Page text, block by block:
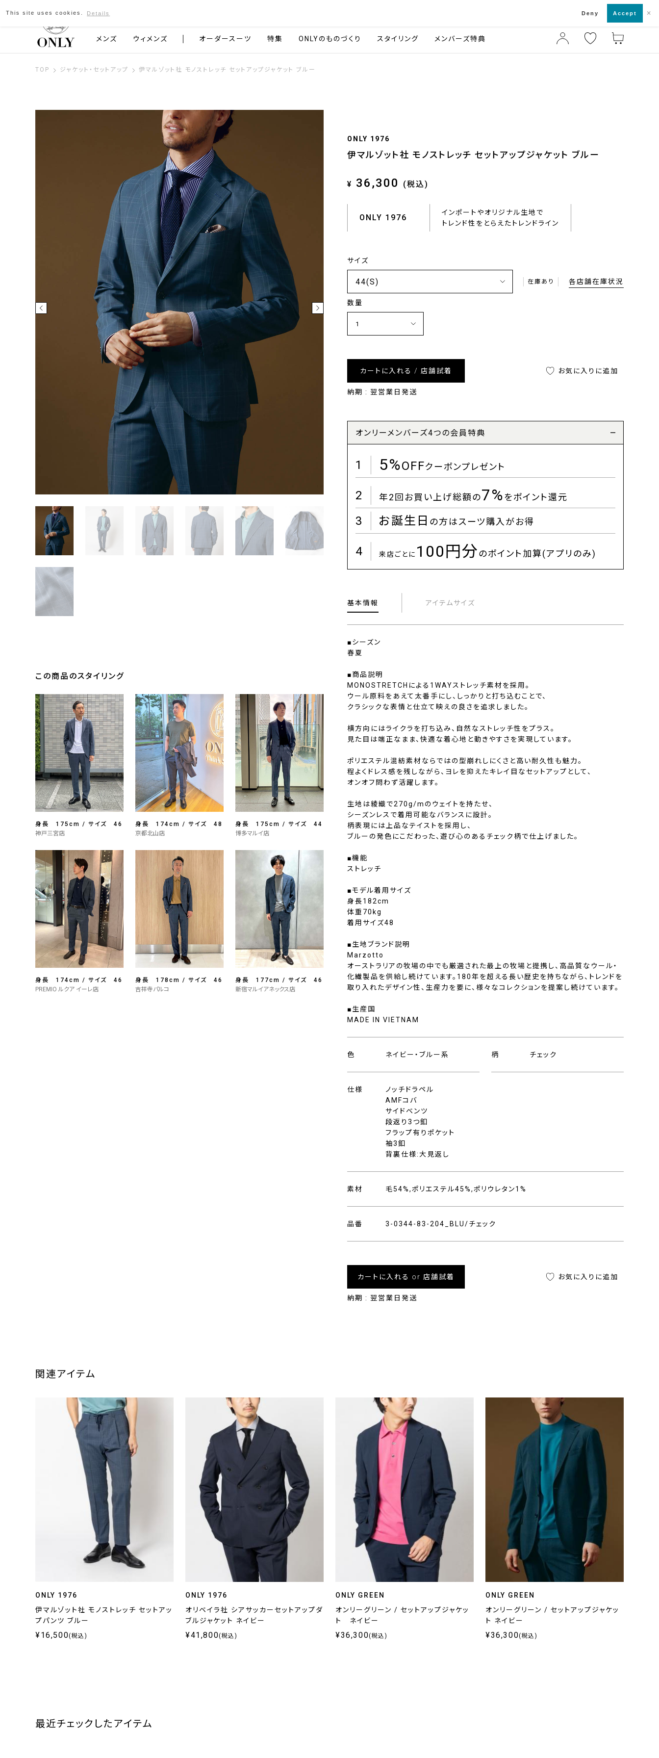
京都発のスーツブランド ONLY
メンズ ウィメンズ オーダースーツ 特集 ONLYのものづくり スタイリング メンバーズ特典
TOP ジャケット・セットアップ 伊マルゾット社 モノストレッチ セットアップジャケット ブルー
ONLY 1976
伊マルゾット社 モノストレッチ セットアップジャケット ブルー
¥ 36,300 (税込)
ONLY 1976
インポートやオリジナル生地で
トレンド性をとらえたトレンドライン
サイズ
在庫あり 各店舗在庫状況
数量
カートに入れる / 店舗試着
納期 : 翌営業日発送
お気に入りに追加
オンリーメンバーズ4つの会員特典
1 5%OFFクーポンプレゼント
2 年2回お買い上げ総額の7%をポイント還元
3 お誕生日 の方はスーツ購入がお得
4 来店ごとに 100円分のポイント加算(アプリのみ)
基本情報 アイテムサイズ
■シーズン
春夏
■商品説明
MONOSTRETCHによる1WAYストレッチ素材を採用。
ウール原料をあえて太番手にし、しっかりと打ち込むことで、
クラシックな表情と仕立て映えの良さを追求しました。
横方向にはライクラを打ち込み、自然なストレッチ性をプラス。
見た目は端正なまま、快適な着心地と動きやすさを実現しています。
ポリエステル混紡素材ならではの型崩れしにくさと高い耐久性も魅力。
程よくドレス感を残しながら、ヨレを抑えたキレイ目なセットアップとして、
オンオフ問わず活躍します。
生地は綾織で270g/mのウェイトを持たせ、
シーズンレスで着用可能なバランスに設計。
柄表現には上品なテイストを採用し、
ブルーの発色にこだわった、遊び心のあるチェック柄で仕上げました。
■機能
ストレッチ
■モデル着用サイズ
身長182cm
体重70kg
着用サイズ48
■生地ブランド説明
Marzotto
オーストラリアの牧場の中でも厳選された最上の牧場と提携し、高品質なウール・
化繊製品を供給し続けています。180年を超える長い歴史を持ちながら、トレンドを
取り入れたデザイン性、生産力を要に、様々なコレクションを提案し続けています。
■生産国
MADE IN VIETNAM
色 ネイビー・ブルー系 柄 チェック
仕様
ノッチドラペル
AMFコバ
サイドベンツ
段返り3つ釦
フラップ有りポケット
袖3釦
背裏仕様:大見返し
素材 毛54%,ポリエステル45%,ポリウレタン1%
品番 3-0344-83-204_BLU/チェック
カートに入れる or 店舗試着
納期 : 翌営業日発送
お気に入りに追加
この商品のスタイリング
身長 175cm / サイズ 46
神戸三宮店
身長 174cm / サイズ 48
京都北山店
身長 175cm / サイズ 44
博多マルイ店
身長 174cm / サイズ 46
PREMIO ルクア イーレ店
身長 178cm / サイズ 46
吉祥寺パルコ
身長 177cm / サイズ 46
新宿マルイアネックス店
関連アイテム
ONLY 1976
伊マルゾット社 モノストレッチ セットアッ
プパンツ ブルー
¥16,500(税込)
ONLY 1976
オリベイラ社 シアサッカーセットアップダ
ブルジャケット ネイビー
¥41,800(税込)
ONLY GREEN
オンリーグリーン / セットアップジャケッ
ト ネイビー
¥36,300(税込)
ONLY GREEN
オンリーグリーン / セットアップジャケッ
ト ネイビー
¥36,300(税込)
最近チェックしたアイテム
This site uses cookies. Details Deny Accept ×